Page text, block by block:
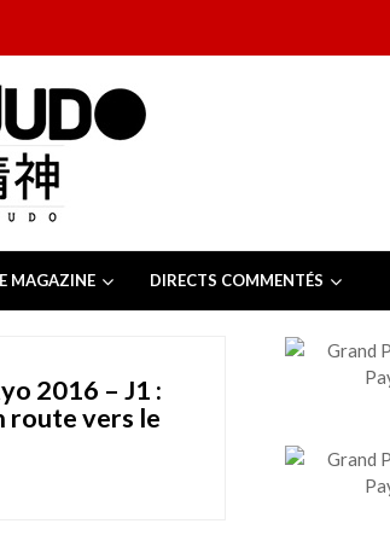
MAGAZINE DIRECTS COMMENTÉS
2016 – J1 :
route vers le